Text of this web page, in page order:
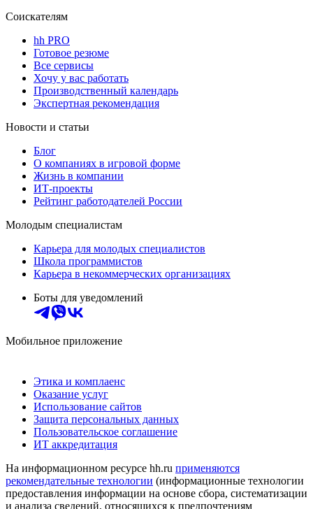
Соискателям
hh PRO
Готовое резюме
Все сервисы
Хочу у вас работать
Производственный календарь
Экспертная рекомендация
Новости и статьи
Блог
О компаниях в игровой форме
Жизнь в компании
ИТ-проекты
Рейтинг работодателей России
Молодым специалистам
Карьера для молодых специалистов
Школа программистов
Карьера в некоммерческих организациях
Боты для уведомлений
Мобильное приложение
Этика и комплаенс
Оказание услуг
Использование сайтов
Защита персональных данных
Пользовательское соглашение
ИТ аккредитация
На информационном ресурсе hh.ru применяются
рекомендательные технологии (информационные технологии
предоставления информации на основе сбора, систематизации
и анализа сведений, относящихся к предпочтениям